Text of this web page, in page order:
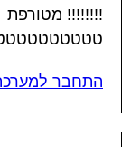
!!!!!!!! מטורפת
התחבר